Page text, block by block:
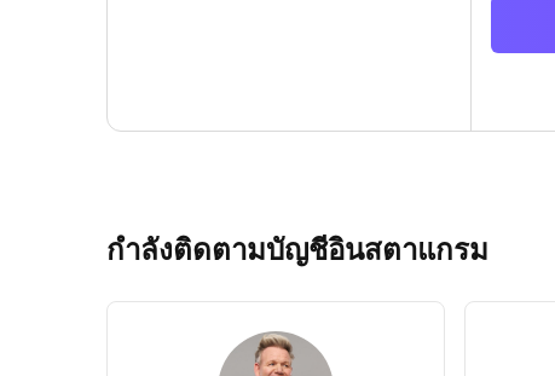
กำลังติดตามบัญชีอินสตาแกรม